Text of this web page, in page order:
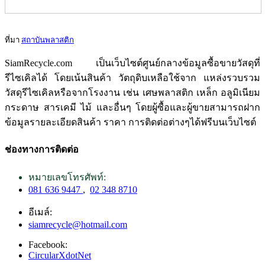
ที่มา สถาบันพลาสติก
SiamRecycle.com เป็นเว็บไซต์ศูนย์กลางข้อมูลซื้อขายวัสดุที่
รีไซเคิลได้ โดยเน้นสินค้า วัตถุดิบเหลือใช้จาก แหล่งรวบรวม
วัสดุรีไซเคิลหรือจากโรงงาน เช่น เศษพลาสติก เหล็ก อลูมิเนียม
กระดาษ สารเคมี ไม้ และอื่นๆ โดยผู้ซื้อและผู้ขายสามารถฝาก
ข้อมูลรายละเอียดสินค้า ราคา การติดต่อต่างๆได้ฟรีบนเว็บไซต์
ช่องทางการติดต่อ
หมายเลขโทรศัพท์:
081 636 9447 , 02 348 8710
อีเมล์:
siamrecycle@hotmail.com
Facebook:
CircularXdotNet